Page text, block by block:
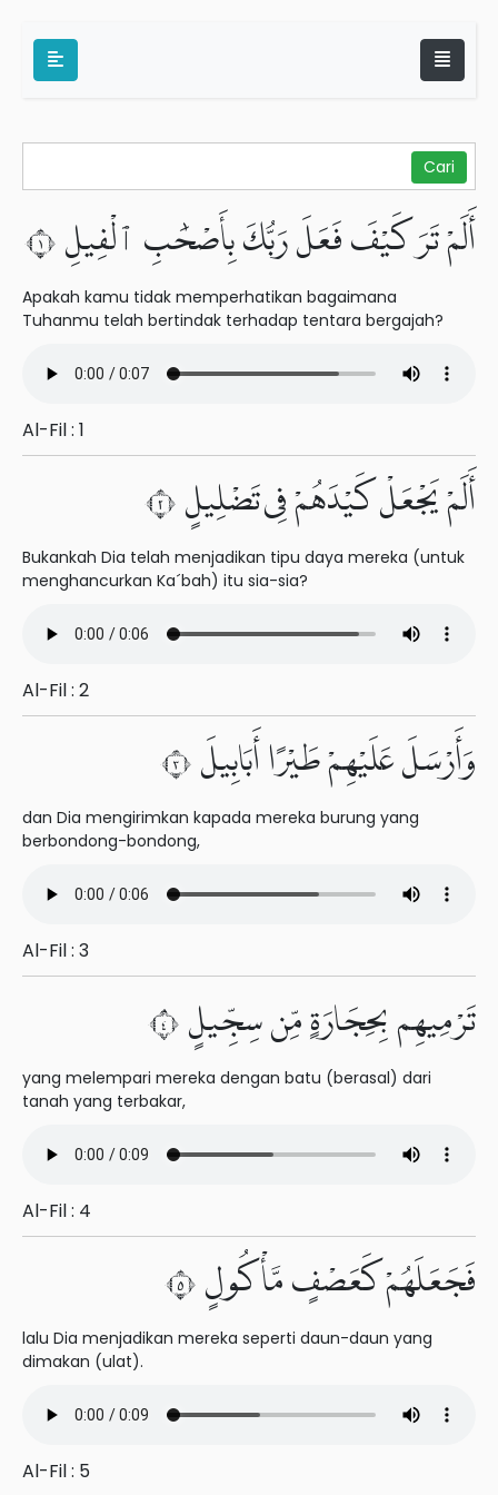
أَلَمْ تَرَ كَيْفَ فَعَلَ رَبُّكَ بِأَصْحَٰبِ ٱلْفِيلِ ١
Apakah kamu tidak memperhatikan bagaimana
Tuhanmu telah bertindak terhadap tentara bergajah?
Al-Fil : 1
أَلَمْ يَجْعَلْ كَيْدَهُمْ فِى تَضْلِيلٍ ٢
Bukankah Dia telah menjadikan tipu daya mereka (untuk
menghancurkan Ka´bah) itu sia-sia?
Al-Fil : 2
وَأَرْسَلَ عَلَيْهِمْ طَيْرًا أَبَابِيلَ ٣
dan Dia mengirimkan kapada mereka burung yang
berbondong-bondong,
Al-Fil : 3
تَرْمِيهِم بِحِجَارَةٍ مِّن سِجِّيلٍ ٤
yang melempari mereka dengan batu (berasal) dari
tanah yang terbakar,
Al-Fil : 4
فَجَعَلَهُمْ كَعَصْفٍ مَّأْكُولٍۭ ٥
lalu Dia menjadikan mereka seperti daun-daun yang
dimakan (ulat).
Al-Fil : 5